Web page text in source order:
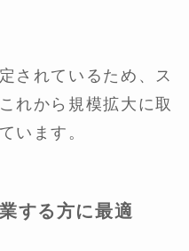
されているため、ス
れから規模拡大に取
います。
する方に最適